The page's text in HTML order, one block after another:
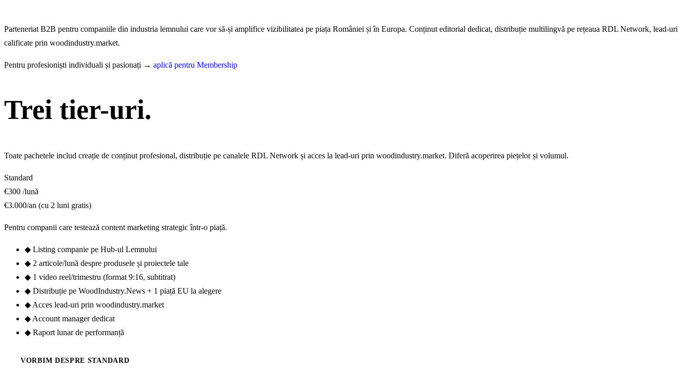
Parteneriat B2B pentru companiile din industria lemnului care vor să-și amplifice vizibilitatea pe piața României și în Europa. Conținut editorial dedicat, distribuție multilingvă pe rețeaua RDL Network, lead-uri
calificate prin woodindustry.market.
Pentru profesioniști individuali și pasionați → aplică pentru Membership
Trei tier-uri.
Toate pachetele includ creație de conținut profesional, distribuție pe canalele RDL Network și acces la lead-uri prin woodindustry.market. Diferă acoperirea piețelor și volumul.
Standard
€300 /lună
€3.000/an (cu 2 luni gratis)
Pentru companii care testează content marketing strategic într-o piață.
◆ Listing companie pe Hub-ul Lemnului
◆ 2 articole/lună despre produsele și proiectele tale
◆ 1 video reel/trimestru (format 9:16, subtitrat)
◆ Distribuție pe WoodIndustry.News + 1 piață EU la alegere
◆ Acces lead-uri prin woodindustry.market
◆ Account manager dedicat
◆ Raport lunar de performanță
VORBIM DESPRE STANDARD